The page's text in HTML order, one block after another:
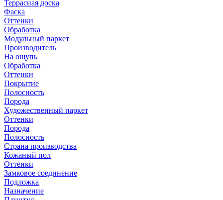
Террасная доска
Фаска
Оттенки
Обработка
Модульный паркет
Производитель
На ощупь
Обработка
Оттенки
Покрытие
Полосность
Порода
Художественный паркет
Оттенки
Порода
Полосность
Страна производства
Кожаный пол
Оттенки
Замковое соединение
Подложка
Назначение